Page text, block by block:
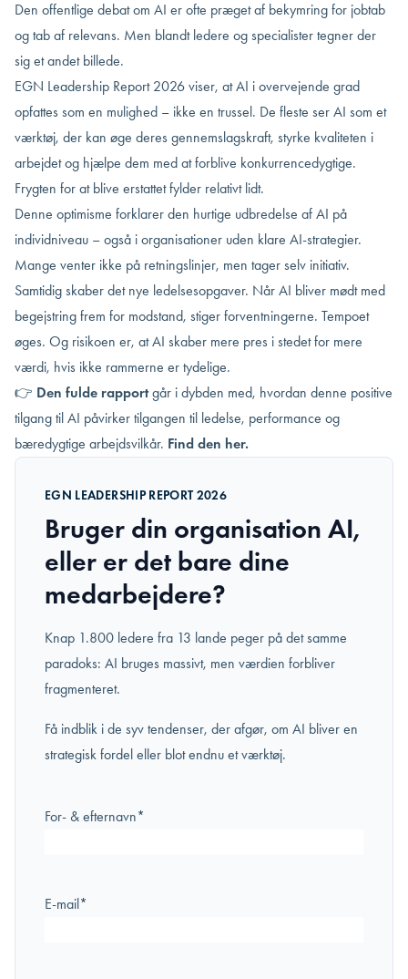
Den offentlige debat om AI er ofte præget af bekymring for jobtab
og tab af relevans. Men blandt ledere og specialister tegner der
sig et andet billede.
EGN Leadership Report 2026 viser, at AI i overvejende grad
opfattes som en mulighed – ikke en trussel. De fleste ser AI som et
værktøj, der kan øge deres gennemslagskraft, styrke kvaliteten i
arbejdet og hjælpe dem med at forblive konkurrencedygtige.
Frygten for at blive erstattet fylder relativt lidt.
Denne optimisme forklarer den hurtige udbredelse af AI på
individniveau – også i organisationer uden klare AI-strategier.
Mange venter ikke på retningslinjer, men tager selv initiativ.
Samtidig skaber det nye ledelsesopgaver. Når AI bliver mødt med
begejstring frem for modstand, stiger forventningerne. Tempoet
øges. Og risikoen er, at AI skaber mere pres i stedet for mere
værdi, hvis ikke rammerne er tydelige.
👉 Den fulde rapportgår i dybden med, hvordan denne positive
tilgang til AI påvirker tilgangen til ledelse, performance og
bæredygtige arbejdsvilkår. Find den her.
EGN LEADERSHIP REPORT 2026
Bruger din organisation AI,
eller er det bare dine
medarbejdere?
Knap 1.800 ledere fra 13 lande peger på det samme
paradoks: AI bruges massivt, men værdien forbliver
fragmenteret.
Få indblik i de syv tendenser, der afgør, om AI bliver en
strategisk fordel eller blot endnu et værktøj.
For- & efternavn*
E-mail*